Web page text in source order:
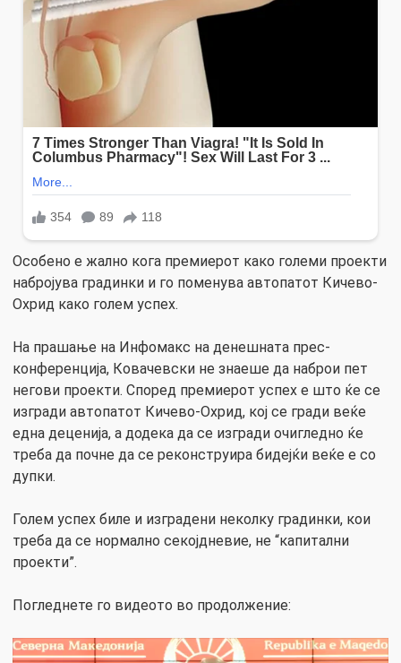
Особено е жално кога премиерот како големи проекти
набројува градинки и го поменува автопатот Кичево-
Охрид како голем успех.
На прашање на Инфомакс на денешната прес-
конференција, Ковачевски не знаеше да наброи пет
негови проекти. Според премиерот успех е што ќе се
изгради автопатот Кичево-Охрид, кој се гради веќе
една деценија, а додека да се изгради очигледно ќе
треба да почне да се реконструира бидејќи веќе е со
дупки.
Голем успех биле и изградени неколку градинки, кои
треба да се нормално секојдневие, не “капитални
проекти”.
Погледнете го видеото во продолжение: